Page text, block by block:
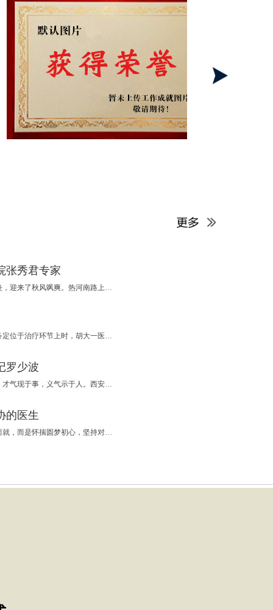
张秀君专家
【人民医生网】十月南京，告别了烈日炎炎，迎来了秋风飒爽。热河南路上的南京脑康中医院内，依旧是奔波与忙碌的身影，尤其是儿科门诊里络绎不绝的就诊儿童，让医生们忙得不可开交。毕竟孩子的病情牵动着每一个家庭、每一位父母的心。 张秀君，南京脑康中医院
【人民医生网】在国内医生集团普遍将服务定位于治疗环节上时，胡大一医生集团“一锤子”将服务定在了心血管疾病的预防与康复上，通过落地未来诊所，来与医院形成差异化竞争甚至是合作互补关系。 2014年起，张强医生集团、冬雷脑科医生集团、博德嘉联医生集团
罗少波
【人民医生网】锐气藏于胸，和气浮于面，才气现于事，义气示于人。西安市中医医院一直秉承这样的行为修养立院行医，高举中医特色大旗，坚持以人为本的理念，全心全意地为广大患者服务。 作为今日西安地区中医学术的集萃之地，西安市中医医院已走过64个春秋，
的医生
【人民医生网】纯熟精湛的技艺并非一蹴而就，而是怀揣圆梦初心，坚持对事业的热爱，才能做到精益求精、一丝不苟，从而做到极致。从事整形15年，济南整形美容医院郭广科医生用实际行动，诠释着他对工匠精神的理解。 一路走来，郭广科秉承医者匠心，为寻求更快